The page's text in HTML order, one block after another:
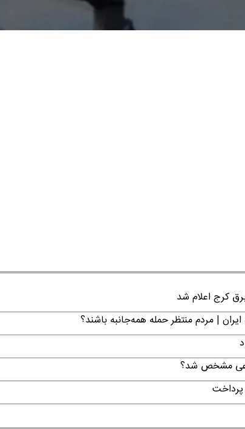
| مردم منتظر حمله همه‌جانبه باشند؟
مشخص شد؟
پرداخت